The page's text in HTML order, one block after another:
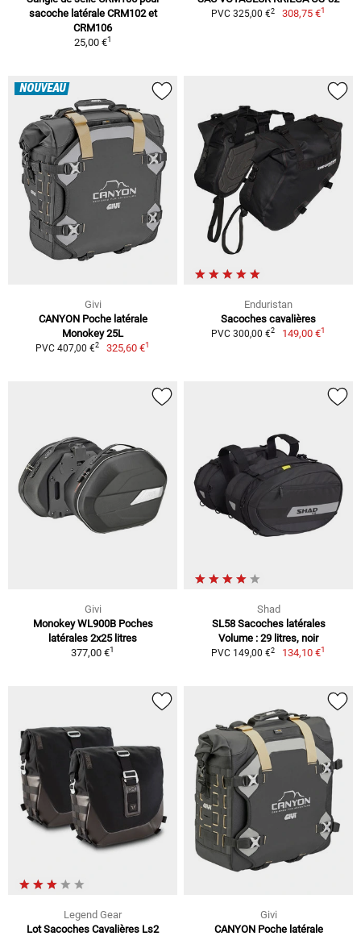
sacoche latérale CRM102 et
CRM106
25,00 €1
PVC 325,00 €2 308,75 €1
NOUVEAU
Givi
CANYON Poche latérale
Monokey 25L
PVC 407,00 €2 325,60 €1
Enduristan
Sacoches cavalières
PVC 300,00 €2 149,00 €1
Givi
Monokey WL900B Poches
latérales 2x25 litres
377,00 €1
Shad
SL58 Sacoches latérales
Volume : 29 litres, noir
PVC 149,00 €2 134,10 €1
Legend Gear
Lot Sacoches Cavalières Ls2
Givi
CANYON Poche latérale